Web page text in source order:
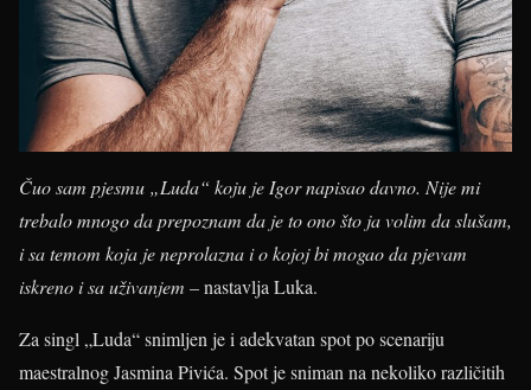
Čuo sam pjesmu „Luda“ koju je Igor napisao davno. Nije mi
trebalo mnogo da prepoznam da je to ono što ja volim da slušam,
i sa temom koja je neprolazna i o kojoj bi mogao da pjevam
iskreno i sa uživanjem – nastavlja Luka.
Za singl „Luda“ snimljen je i adekvatan spot po scenariju
maestralnog Jasmina Pivića. Spot je sniman na nekoliko različitih